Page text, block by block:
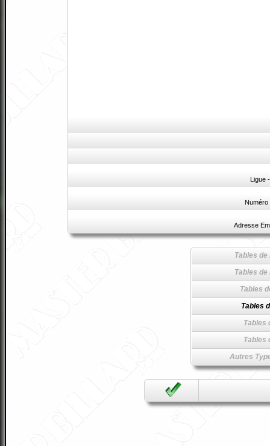
Ligue
Numéro
Adresse
Tables
Tables
Tables
Tables
Tables
Tables
Autres